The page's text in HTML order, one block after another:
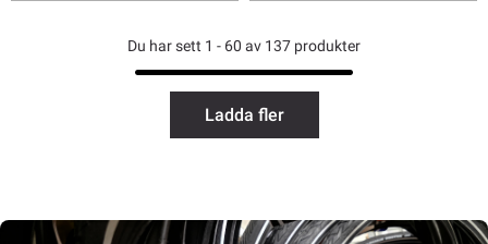
Du har sett 1 - 60 av 137 produkter
Ladda fler